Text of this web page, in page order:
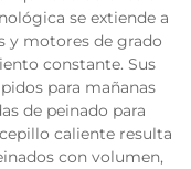
se extiende a
y motores de grado
constante. Sus
para mañanas
de peinado para
caliente resulta
con volumen,